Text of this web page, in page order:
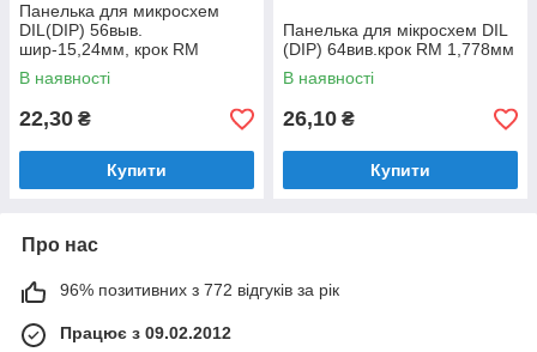
Панелька для микросхем
DIL(DIP) 56выв.
шир-15,24мм, крок RM
1,778мм
В наявності
22,30 ₴
Купити
Панелька для мікросхем DIL
(DIP) 64вив.крок RM 1,778мм
В наявності
26,10 ₴
Купити
Про нас
96% позитивних з 772 відгуків за рік
Працює з 09.02.2012